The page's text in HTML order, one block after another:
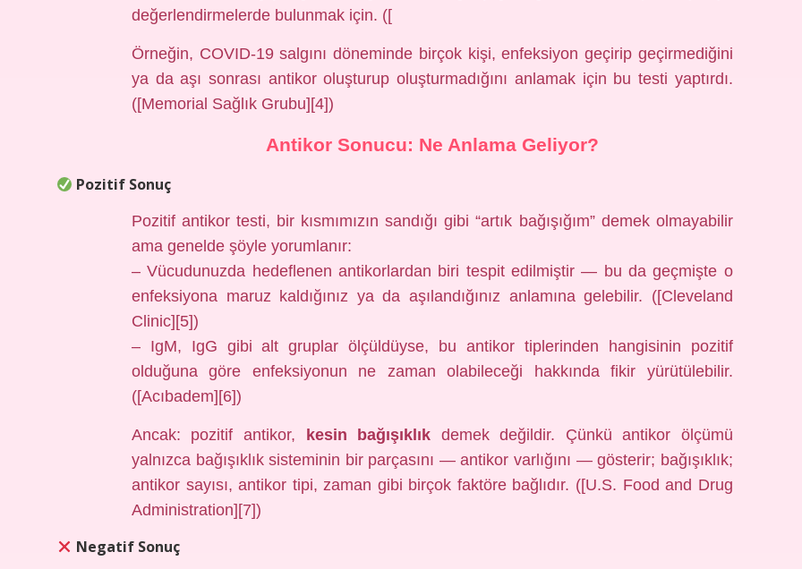
değerlendirmelerde bulunmak için. ([
Örneğin, COVID-19 salgını döneminde birçok kişi, enfeksiyon geçirip geçirmediğini
ya da aşı sonrası antikor oluşturup oluşturmadığını anlamak için bu testi yaptırdı.
([Memorial Sağlık Grubu][4])
Antikor Sonucu: Ne Anlama Geliyor?
Pozitif Sonuç
Pozitif antikor testi, bir kısmımızın sandığı gibi “artık bağışığım” demek olmayabilir
ama genelde şöyle yorumlanır:
– Vücudunuzda hedeflenen antikorlardan biri tespit edilmiştir — bu da geçmişte o
enfeksiyona maruz kaldığınız ya da aşılandığınız anlamına gelebilir. ([Cleveland
Clinic][5])
– IgM, IgG gibi alt gruplar ölçüldüyse, bu antikor tiplerinden hangisinin pozitif
olduğuna göre enfeksiyonun ne zaman olabileceği hakkında fikir yürütülebilir.
([Acıbadem][6])
Ancak: pozitif antikor, kesin bağışıklık demek değildir. Çünkü antikor ölçümü
yalnızca bağışıklık sisteminin bir parçasını — antikor varlığını — gösterir; bağışıklık;
antikor sayısı, antikor tipi, zaman gibi birçok faktöre bağlıdır. ([U.S. Food and Drug
Administration][7])
Negatif Sonuç